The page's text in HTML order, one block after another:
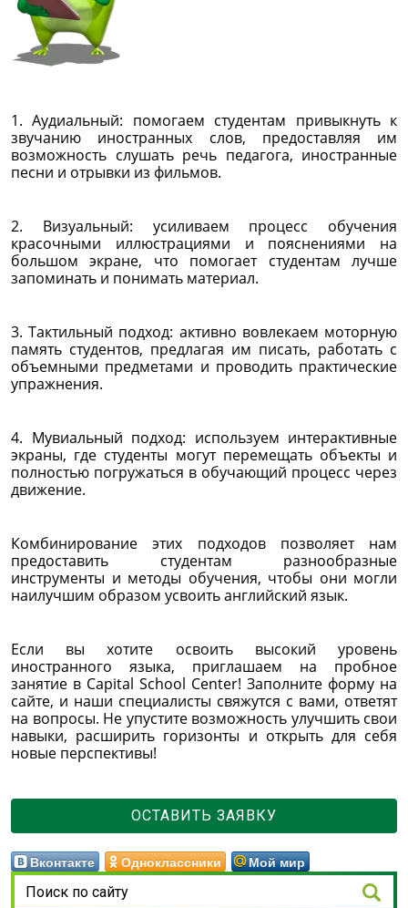
1. Аудиальный: помогаем студентам привыкнуть к
звучанию иностранных слов, предоставляя им
возможность слушать речь педагога, иностранные
песни и отрывки из фильмов.
2. Визуальный: усиливаем процесс обучения
красочными иллюстрациями и пояснениями на
большом экране, что помогает студентам лучше
запоминать и понимать материал.
3. Тактильный подход: активно вовлекаем моторную
память студентов, предлагая им писать, работать с
объемными предметами и проводить практические
упражнения.
4. Мувиальный подход: используем интерактивные
экраны, где студенты могут перемещать объекты и
полностью погружаться в обучающий процесс через
движение.
Комбинирование этих подходов позволяет нам
предоставить студентам разнообразные
инструменты и методы обучения, чтобы они могли
наилучшим образом усвоить английский язык.
Если вы хотите освоить высокий уровень
иностранного языка, приглашаем на пробное
занятие в Capital School Center! Заполните форму на
сайте, и наши специалисты свяжутся с вами, ответят
на вопросы. Не упустите возможность улучшить свои
навыки, расширить горизонты и открыть для себя
новые перспективы!
ОСТАВИТЬ ЗАЯВКУ
Вконтакте Одноклассники Мой мир